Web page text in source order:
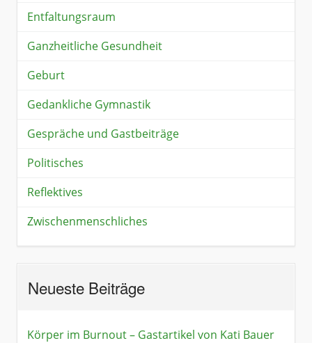
Entfaltungsraum
Ganzheitliche Gesundheit
Geburt
Gedankliche Gymnastik
Gespräche und Gastbeiträge
Politisches
Reflektives
Zwischenmenschliches
Neueste Beiträge
Körper im Burnout – Gastartikel von Kati Bauer